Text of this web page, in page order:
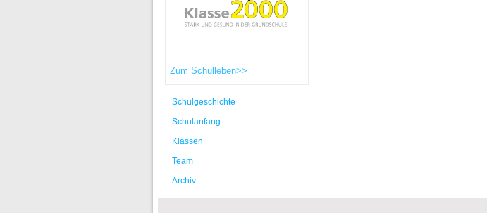
Zum Schulleben>>
Schulgeschichte
Schulanfang
Klassen
Team
Archiv